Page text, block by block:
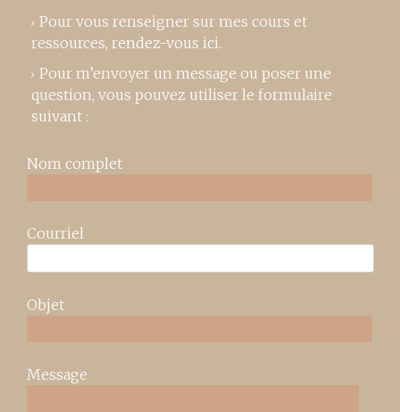
Pour vous renseigner sur mes cours et
ressources, rendez-vous ici.
Pour m’envoyer un message ou poser une
question, vous pouvez utiliser le formulaire
suivant :
Nom complet
Courriel
Objet
Message